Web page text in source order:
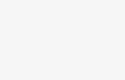
(L'Égouttoir n'était
en janvier 2013 que
dossier consacré à la